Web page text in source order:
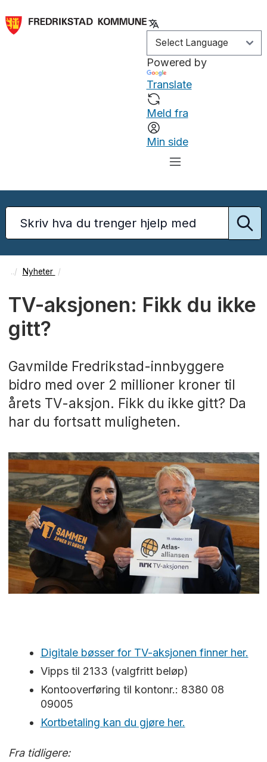
Powered by
Translate
Meld fra
Min side
Nyheter
TV-aksjonen: Fikk du ikke
gitt?
Gavmilde Fredrikstad-innbyggere
bidro med over 2 millioner kroner til
årets TV-aksjon. Fikk du ikke gitt? Da
har du fortsatt muligheten.
Digitale bøsser for TV-aksjonen finner her.
Vipps til 2133 (valgfritt beløp)
Kontooverføring til kontonr.: 8380 08
09005
Kortbetaling kan du gjøre her.
Fra tidligere: